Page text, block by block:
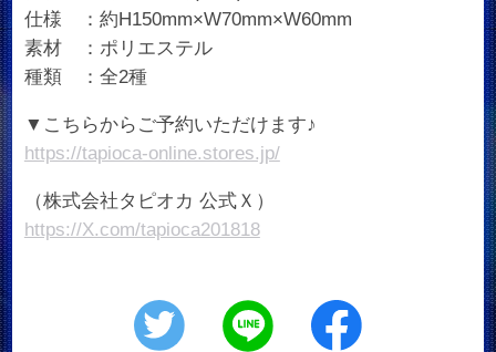
仕様 ：約H150mm×W70mm×W60mm
素材 ：ポリエステル
種類 ：全2種
▼こちらからご予約いただけます♪
https://tapioca-online.stores.jp/
（株式会社タピオカ 公式Ｘ）
https://X.com/tapioca201818